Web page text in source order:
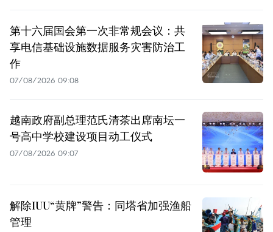
第十六届国会第一次非常规会议：共
享电信基础设施数据服务灾害防治工
作
07/08/2026 09:08
越南政府副总理范氏清茶出席南坛一
号高中学校建设项目动工仪式
07/08/2026 09:07
解除IUU“黄牌”警告：同塔省加强渔船
管理